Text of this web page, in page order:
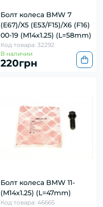
Болт колеса BMW 7
(E67)/X5 (E53/F15)/X6 (F16)
00-19 (M14x1.25) (L=58mm)
Код товара: 32292
В наличии
220грн
Болт колеса BMW 11-
(M14x1.25) (L=47mm)
Код товара: 46665